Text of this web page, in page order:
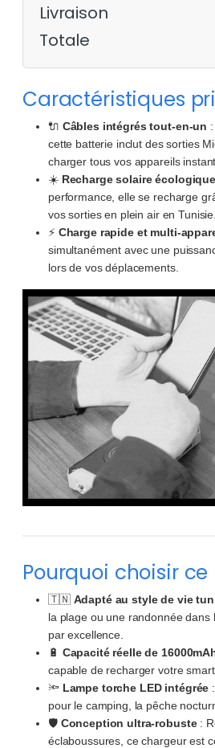
Livraison
Totale
Caractéristiques
🔌 Câbles intégrés tout-en-un
cette batterie inclut des sorties
charger tous vos appareils
☀️ Recharge solaire écologique
performance, elle se recharge
vos sorties en plein air en Tunisie.
⚡ Charge rapide et multi-
simultanément avec une
lors de vos déplacements.
Pourquoi choisir
🇹🇳 Adapté au style de vie
la plage ou une randonnée dans
par excellence.
🔋 Capacité réelle de
capable de recharger votre
🔦 Lampe torche LED intégrée
pour le camping, la pêche
🛡️ Conception ultra-robuste:
éclaboussures, ce chargeur est